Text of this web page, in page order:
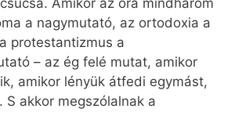
a nagymutató, az ortodoxia a
protestantizmus a
– az ég felé mutat, amikor
amikor lényük átfedi egymást,
S akkor megszólalnak a